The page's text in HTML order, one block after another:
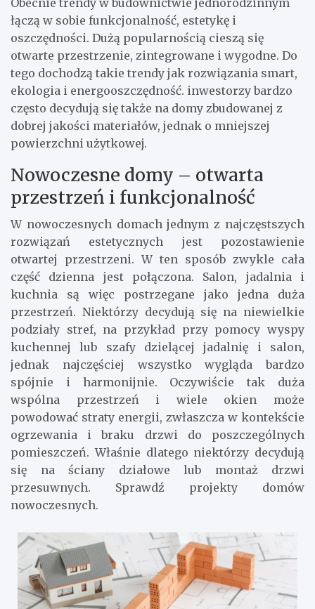
łączą w sobie funkcjonalność, estetykę i
oszczędności. Dużą popularnością cieszą się
otwarte przestrzenie, zintegrowane i wygodne. Do
tego dochodzą takie trendy jak rozwiązania smart,
ekologia i energooszczędność. inwestorzy bardzo
często decydują się także na domy zbudowanej z
dobrej jakości materiałów, jednak o mniejszej
powierzchni użytkowej.
Nowoczesne domy – otwarta
przestrzeń i funkcjonalność
W nowoczesnych domach jednym z najczęstszych
rozwiązań estetycznych jest pozostawienie
otwartej przestrzeni. W ten sposób zwykle cała
część dzienna jest połączona. Salon, jadalnia i
kuchnia są więc postrzegane jako jedna duża
przestrzeń. Niektórzy decydują się na niewielkie
podziały stref, na przykład przy pomocy wyspy
kuchennej lub szafy dzielącej jadalnię i salon,
jednak najczęściej wszystko wygląda bardzo
spójnie i harmonijnie. Oczywiście tak duża
wspólna przestrzeń i wiele okien może
powodować straty energii, zwłaszcza w kontekście
ogrzewania i braku drzwi do poszczególnych
pomieszczeń. Właśnie dlatego niektórzy decydują
się na ściany działowe lub montaż drzwi
przesuwnych. Sprawdź projekty domów
nowoczesnych.